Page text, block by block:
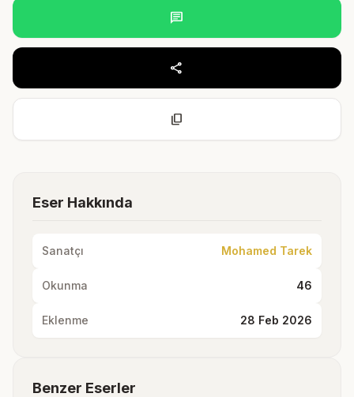
chat
share
content_copy
Eser Hakkında
Sanatçı Mohamed Tarek
Okunma 46
Eklenme 28 Feb 2026
Benzer Eserler